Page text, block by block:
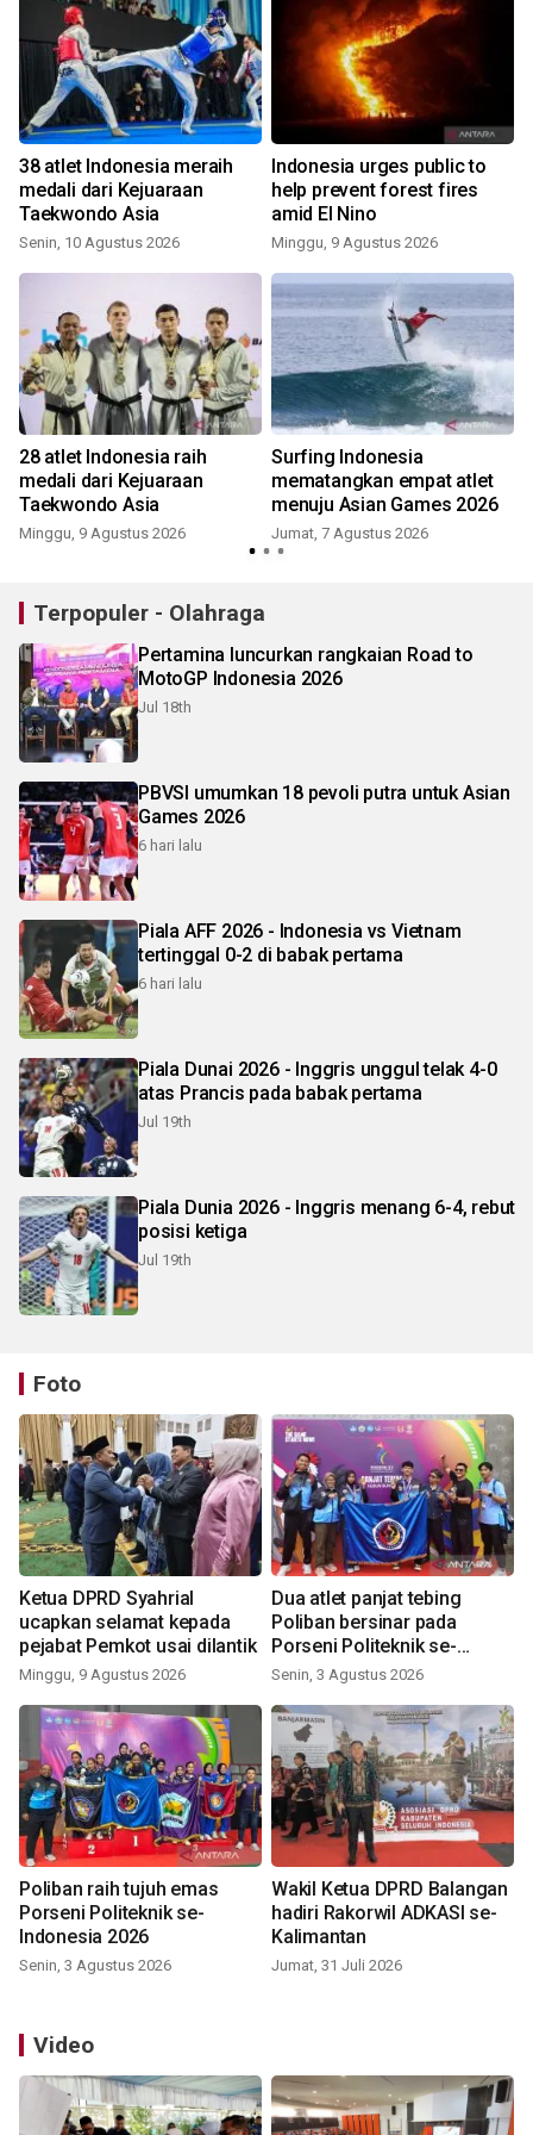
38 atlet Indonesia meraih
medali dari Kejuaraan
Taekwondo Asia
Senin, 10 Agustus 2026
Indonesia urges public to
help prevent forest fires
amid El Nino
Minggu, 9 Agustus 2026
28 atlet Indonesia raih
medali dari Kejuaraan
Taekwondo Asia
Minggu, 9 Agustus 2026
Surfing Indonesia
mematangkan empat atlet
menuju Asian Games 2026
Jumat, 7 Agustus 2026
Terpopuler - Olahraga
Pertamina luncurkan rangkaian Road to
MotoGP Indonesia 2026
Jul 18th
PBVSI umumkan 18 pevoli putra untuk Asian
Games 2026
6 hari lalu
Piala AFF 2026 - Indonesia vs Vietnam
tertinggal 0-2 di babak pertama
6 hari lalu
Piala Dunai 2026 - Inggris unggul telak 4-0
atas Prancis pada babak pertama
Jul 19th
Piala Dunia 2026 - Inggris menang 6-4, rebut
posisi ketiga
Jul 19th
Foto
Ketua DPRD Syahrial
ucapkan selamat kepada
pejabat Pemkot usai dilantik
Minggu, 9 Agustus 2026
Dua atlet panjat tebing
Poliban bersinar pada
Porseni Politeknik se-
Indonesia 2026
Senin, 3 Agustus 2026
Poliban raih tujuh emas
Porseni Politeknik se-
Indonesia 2026
Senin, 3 Agustus 2026
Wakil Ketua DPRD Balangan
hadiri Rakorwil ADKASI se-
Kalimantan
Jumat, 31 Juli 2026
Video